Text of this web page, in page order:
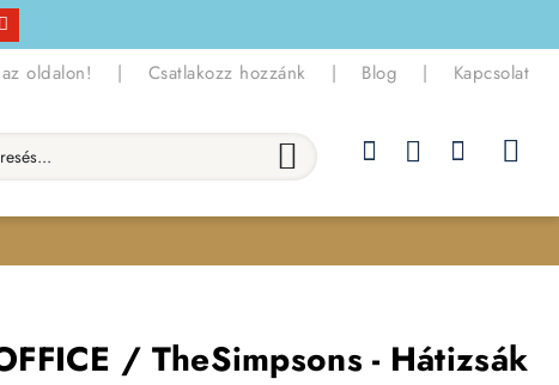
oldalon! | Csatlakozz hozzánk | Blog | Kapcsolat
/ TheSimpsons - Hátizsák